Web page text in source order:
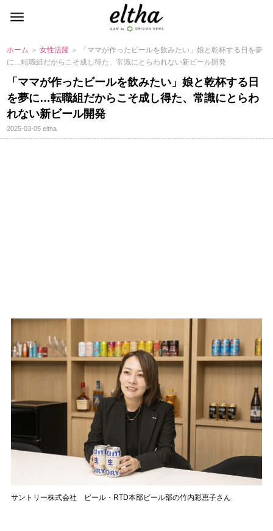
ホーム ＞女性活躍 ＞ 「ママが作ったビールを飲みたい」娘と乾杯する日を夢
に…転職組だからこそ成し得た、常識にとらわれない新ビール開発
「ママが作ったビールを飲みたい」娘と乾杯する日
を夢に…転職組だからこそ成し得た、常識にとらわ
れない新ビール開発
2025-03-05eltha
サントリー株式会社 ビール・RTD本部ビール部の竹内彩恵子さん